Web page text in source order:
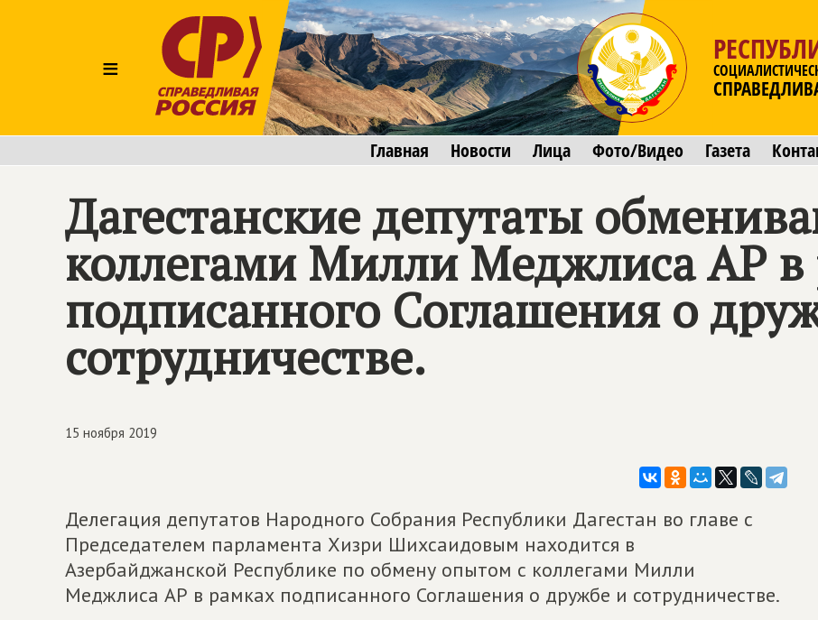
≡
Главная Новости Лица Фото/Видео Газета
Дагестанские депутаты
коллегами Милли Меджлиса АР в
подписанного Соглашения о
сотрудничестве.
15 ноября 2019
Делегация депутатов Народного Собрания Республики Дагестан во главе с
Председателем парламента Хизри Шихсаидовым находится в
Азербайджанской Республике по обмену опытом с коллегами Милли
Меджлиса АР в рамках подписанного Соглашения о дружбе и сотрудничестве.